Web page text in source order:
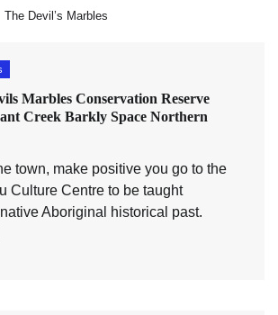
The Devil’s Marbles
Marbles Conservation Reserve
Creek Barkly Space Northern
town, make positive you go to the
Culture Centre to be taught
Aboriginal historical past.